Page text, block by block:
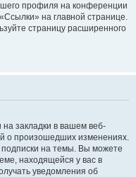
профиля на конференции
на главной странице.
страницу расширенного
закладки в вашем веб-
о произошедших изменениях.
на темы. Вы можете
находящейся у вас в
уведомления об